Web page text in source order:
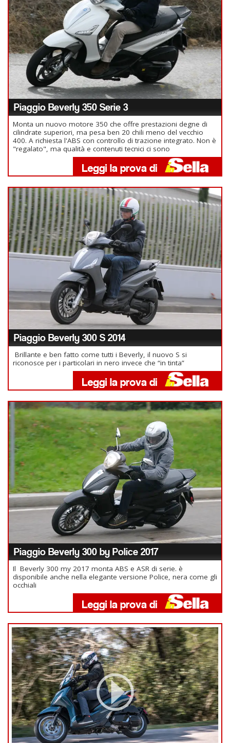
Piaggio Beverly 350 Serie 3
Monta un nuovo motore 350 che offre prestazioni degne di
cilindrate superiori, ma pesa ben 20 chili meno del vecchio
400. A richiesta l'ABS con controllo di trazione integrato. Non è
"regalato", ma qualità e contenuti tecnici ci sono
Piaggio Beverly 300 S 2014
Brillante e ben fatto come tutti i Beverly, il nuovo S si
riconosce per i particolari in nero invece che “in tinta”
Piaggio Beverly 300 by Police 2017
Il Beverly 300 my 2017 monta ABS e ASR di serie. è
disponibile anche nella elegante versione Police, nera come gli
occhiali